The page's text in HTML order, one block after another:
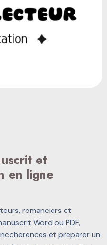
et
en ligne
romanciers et
Word ou PDF,
et preparer un